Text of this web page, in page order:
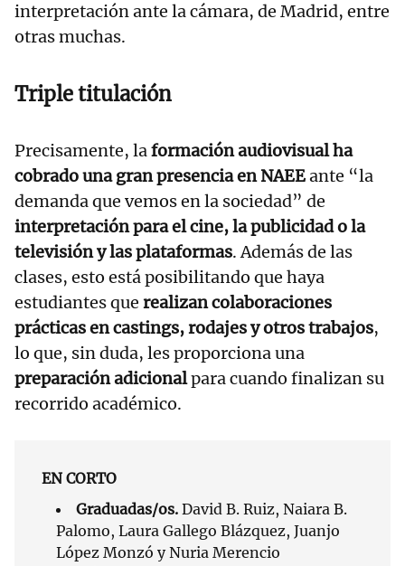
interpretación ante la cámara, de Madrid, entre
otras muchas.
Triple titulación
Precisamente, laformación audiovisual ha
cobrado una gran presencia en NAEEante “la
demanda que vemos en la sociedad” de
interpretación para el cine, la publicidad o la
televisión y las plataformas. Además de las
clases, esto está posibilitando que haya
estudiantes que realizan colaboraciones
prácticas en castings, rodajes y otros trabajos,
lo que, sin duda, les proporciona una
preparación adicionalpara cuando finalizan su
recorrido académico.
EN CORTO
Graduadas/os. David B. Ruiz, Naiara B.
Palomo, Laura Gallego Blázquez, Juanjo
López Monzó y Nuria Merencio